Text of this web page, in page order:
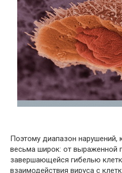
Поэтому диапазон нарушений,
весьма широк: от выраженной
завершающейся гибелью
взаимодействия вируса с